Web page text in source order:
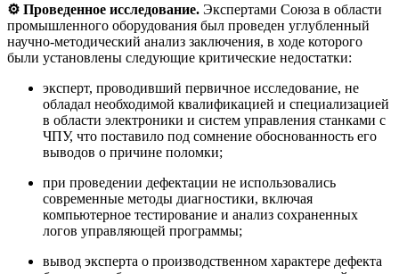
⚙️ Проведенное исследование. Экспертами Союза в области
промышленного оборудования был проведен углубленный
научно-методический анализ заключения, в ходе которого
были установлены следующие критические недостатки:
эксперт, проводивший первичное исследование, не
обладал необходимой квалификацией и специализацией
в области электроники и систем управления станками с
ЧПУ, что поставило под сомнение обоснованность его
выводов о причине поломки;
при проведении дефектации не использовались
современные методы диагностики, включая
компьютерное тестирование и анализ сохраненных
логов управляющей программы;
вывод эксперта о производственном характере дефекта